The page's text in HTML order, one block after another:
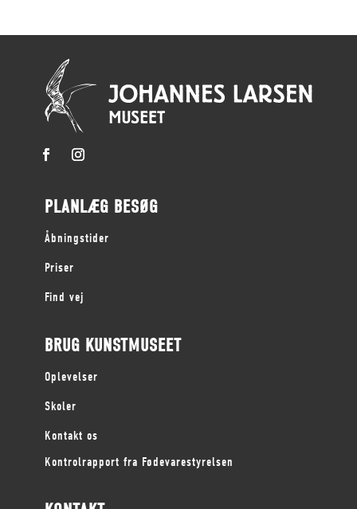
PLANLÆG BESØG
Åbningstider
Priser
Find vej
BRUG KUNSTMUSEET
Oplevelser
Skoler
Kontakt os
Kontrolrapport fra Fødevarestyrelsen